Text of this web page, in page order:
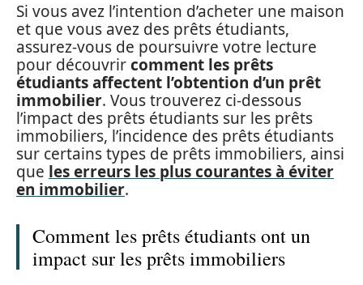
Si vous avez l’intention d’acheter une maison
et que vous avez des prêts étudiants,
assurez-vous de poursuivre votre lecture
pour découvrircomment les prêts
étudiants affectent l’obtention d’un prêt
immobilier. Vous trouverez ci-dessous
l’impact des prêts étudiants sur les prêts
immobiliers, l’incidence des prêts étudiants
sur certains types de prêts immobiliers, ainsi
que les erreurs les plus courantes à éviter
en immobilier.
Comment les prêts étudiants ont un
impact sur les prêts immobiliers